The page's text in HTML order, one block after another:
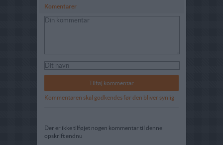
Komentarer
Kommentaren skal godkendes før den bliver synlig
Der er ikke tilføjet nogen kommentar til denne
opskrift endnu